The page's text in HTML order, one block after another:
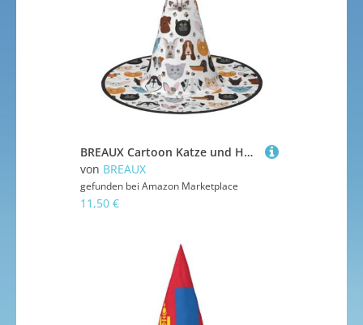
BREAUX Cartoon Katze und Hund Druck Halloween Hexe und Zauberer Hut Hexenkostüm für Themendekoration Halloween Party
von BREAUX
gefunden bei Amazon Marketplace
11,50 €